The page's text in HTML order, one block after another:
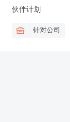
伙伴计划
针对公司